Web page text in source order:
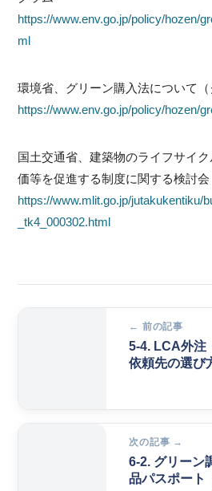
https://www.env.go.jp/policy/hozen/
ml
環境省、グリーン購入法について（
https://www.env.go.jp/policy/hozen/
国土交通省、建築物のライフサイ
価等を促進する制度に関する検討会
https://www.mlit.go.jp/jutakukentiku/
_tk4_000302.html
← 前の記事
5-4. LCA外注・委託の費用相場と
依頼先の選び
次の記事 →
6-2. グリーン調達法、デジタル製
品パスポート